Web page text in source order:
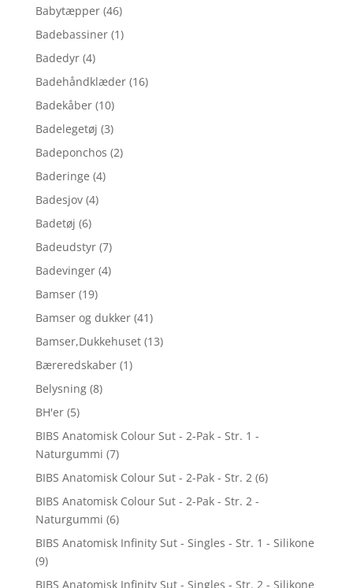
Babytæpper (46)
Badebassiner (1)
Badedyr (4)
Badehåndklæder (16)
Badekåber (10)
Badelegetøj (3)
Badeponchos (2)
Baderinge (4)
Badesjov (4)
Badetøj (6)
Badeudstyr (7)
Badevinger (4)
Bamser (19)
Bamser og dukker (41)
Bamser,Dukkehuset (13)
Bæreredskaber (1)
Belysning (8)
BH'er (5)
BIBS Anatomisk Colour Sut - 2-Pak - Str. 1 -
Naturgummi (7)
BIBS Anatomisk Colour Sut - 2-Pak - Str. 2 (6)
BIBS Anatomisk Colour Sut - 2-Pak - Str. 2 -
Naturgummi (6)
BIBS Anatomisk Infinity Sut - Singles - Str. 1 - Silikone
(9)
BIBS Anatomisk Infinity Sut - Singles - Str. 2 - Silikone